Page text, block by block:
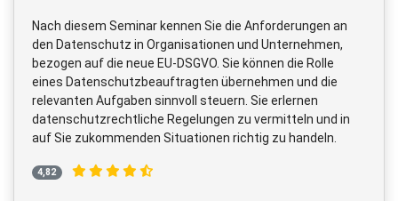
Nach diesem Seminar kennen Sie die Anforderungen an
den Datenschutz in Organisationen und Unternehmen,
bezogen auf die neue EU-DSGVO. Sie können die Rolle
eines Datenschutzbeauftragten übernehmen und die
relevanten Aufgaben sinnvoll steuern. Sie erlernen
datenschutzrechtliche Regelungen zu vermitteln und in
auf Sie zukommenden Situationen richtig zu handeln.
4,82